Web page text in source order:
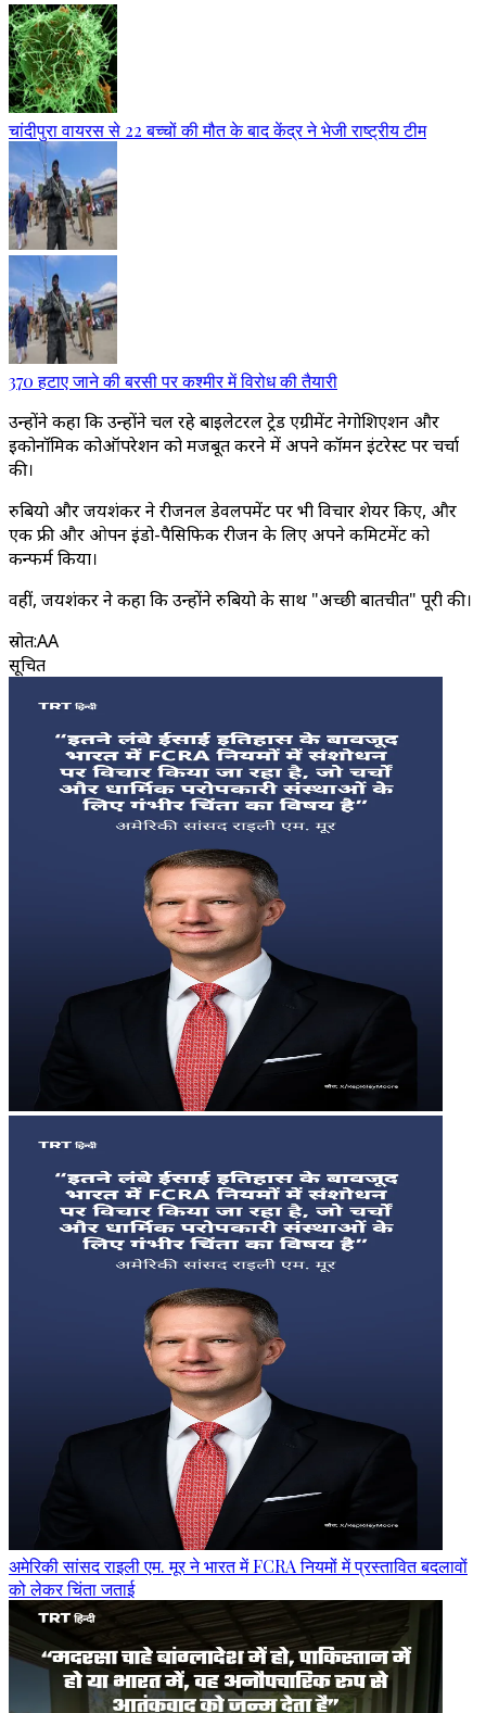
चांदीपुरा वायरस से 22 बच्चों की मौत के बाद केंद्र ने भेजी राष्ट्रीय टीम
370 हटाए जाने की बरसी पर कश्मीर में विरोध की तैयारी
उन्होंने कहा कि उन्होंने चल रहे बाइलेटरल ट्रेड एग्रीमेंट नेगोशिएशन और
इकोनॉमिक कोऑपरेशन को मजबूत करने में अपने कॉमन इंटरेस्ट पर चर्चा
की।
रुबियो और जयशंकर ने रीजनल डेवलपमेंट पर भी विचार शेयर किए, और
एक फ्री और ओपन इंडो-पैसिफिक रीजन के लिए अपने कमिटमेंट को
कन्फर्म किया।
वहीं, जयशंकर ने कहा कि उन्होंने रुबियो के साथ "अच्छी बातचीत" पूरी की।
स्रोत:AA
सूचित
अमेरिकी सांसद राइली एम. मूर ने भारत में FCRA नियमों में प्रस्तावित बदलावों
को लेकर चिंता जताई